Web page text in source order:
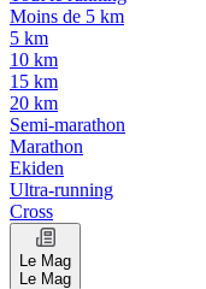
Moins de 5 km
5 km
10 km
15 km
20 km
Semi-marathon
Marathon
Ekiden
Ultra-running
Cross
Le Mag
Le Mag